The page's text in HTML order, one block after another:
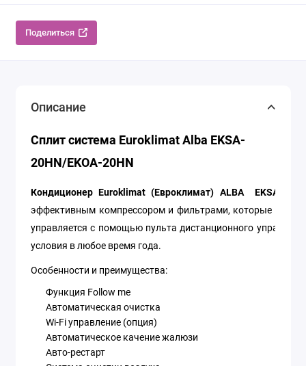
Поделиться
Описание
Сплит система Euroklimat Alba EKSA-
20HN/EKOA-20HN
Кондиционер Euroklimat (Евроклимат) ALBA EKSA-
эффективным компрессором и фильтрами, которые
управляется с помощью пульта дистанционного
условия в любое время года.
Особенности и преимущества:
Функция Follow me
Автоматическая очистка
Wi-Fi управление (опция)
Автоматическое качение жалюзи
Авто-рестарт